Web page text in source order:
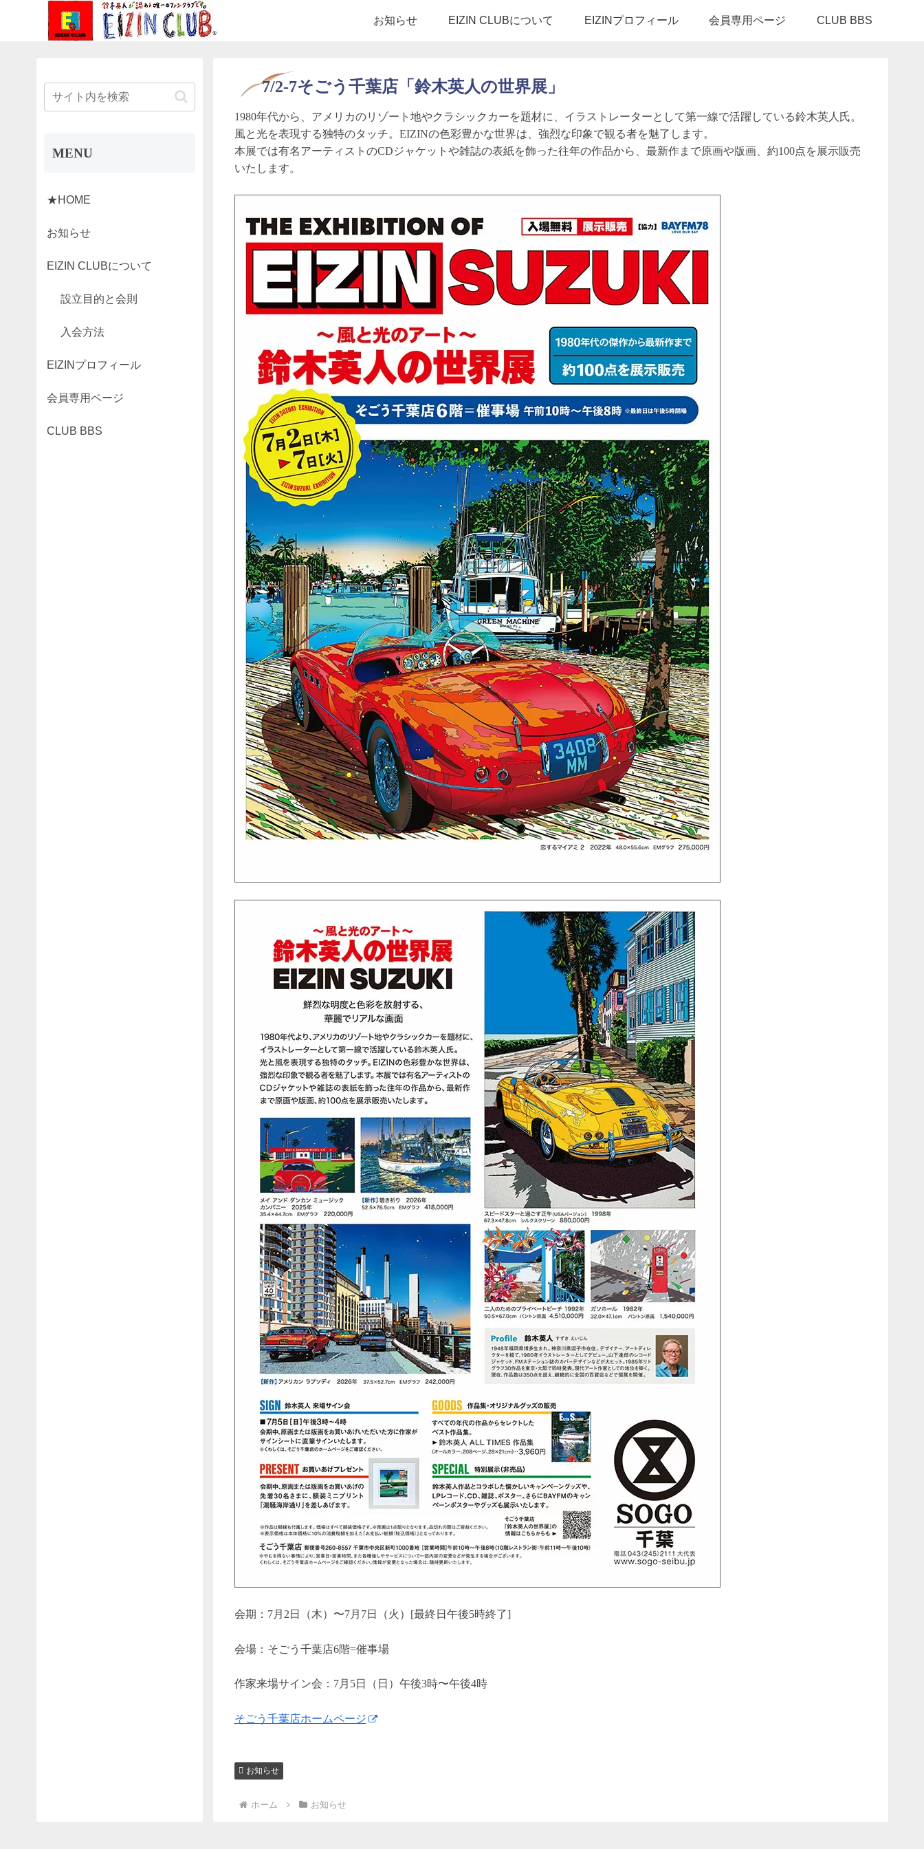
お知らせ EIZIN CLUBについて EIZINプロフィール 会員専用ページ CLUB BBS
7/2-7そごう千葉店「鈴木英人の世界展」
1980年代から、アメリカのリゾート地やクラシックカーを題材に、イラストレーターとして第一線で活躍している鈴木英人氏。
風と光を表現する独特のタッチ。EIZINの色彩豊かな世界は、強烈な印象で観る者を魅了します。
本展では有名アーティストのCDジャケットや雑誌の表紙を飾った往年の作品から、最新作まで原画や版画、約100点を展示販売
いたします。
会期：7月2日（木）〜7月7日（火）[最終日午後5時終了]
会場：そごう千葉店6階=催事場
作家来場サイン会：7月5日（日）午後3時〜午後4時
そごう千葉店ホームページ
お知らせ
ホーム お知らせ
MENU
★HOME
お知らせ
EIZIN CLUBについて
設立目的と会則
入会方法
EIZINプロフィール
会員専用ページ
CLUB BBS